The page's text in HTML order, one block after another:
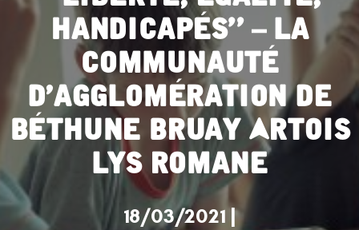
handicapés” – La
Communauté
d’agglomération de
Béthune Bruay Artois
Lys Romane
18/03/2021 |